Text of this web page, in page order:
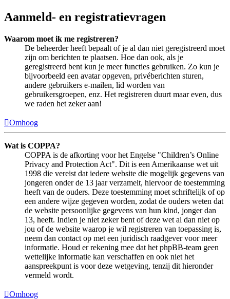
Aanmeld- en registratievragen
Waarom moet ik me registreren?
De beheerder heeft bepaalt of je al dan niet geregistreerd moet
zijn om berichten te plaatsen. Hoe dan ook, als je
geregistreerd bent kun je meer functies gebruiken. Zo kun je
bijvoorbeeld een avatar opgeven, privéberichten sturen,
andere gebruikers e-mailen, lid worden van
gebruikersgroepen, enz. Het registreren duurt maar even, dus
we raden het zeker aan!
Omhoog
Wat is COPPA?
COPPA is de afkorting voor het Engelse "Children’s Online
Privacy and Protection Act". Dit is een Amerikaanse wet uit
1998 die vereist dat iedere website die mogelijk gegevens van
jongeren onder de 13 jaar verzamelt, hiervoor de toestemming
heeft van de ouders. Deze toestemming moet schriftelijk of op
een andere wijze gegeven worden, zodat de ouders weten dat
de website persoonlijke gegevens van hun kind, jonger dan
13, heeft. Indien je niet zeker bent of deze wet al dan niet op
jou of de website waarop je wil registreren van toepassing is,
neem dan contact op met een juridisch raadgever voor meer
informatie. Houd er rekening mee dat het phpBB-team geen
wettelijke informatie kan verschaffen en ook niet het
aanspreekpunt is voor deze wetgeving, tenzij dit hieronder
vermeld wordt.
Omhoog